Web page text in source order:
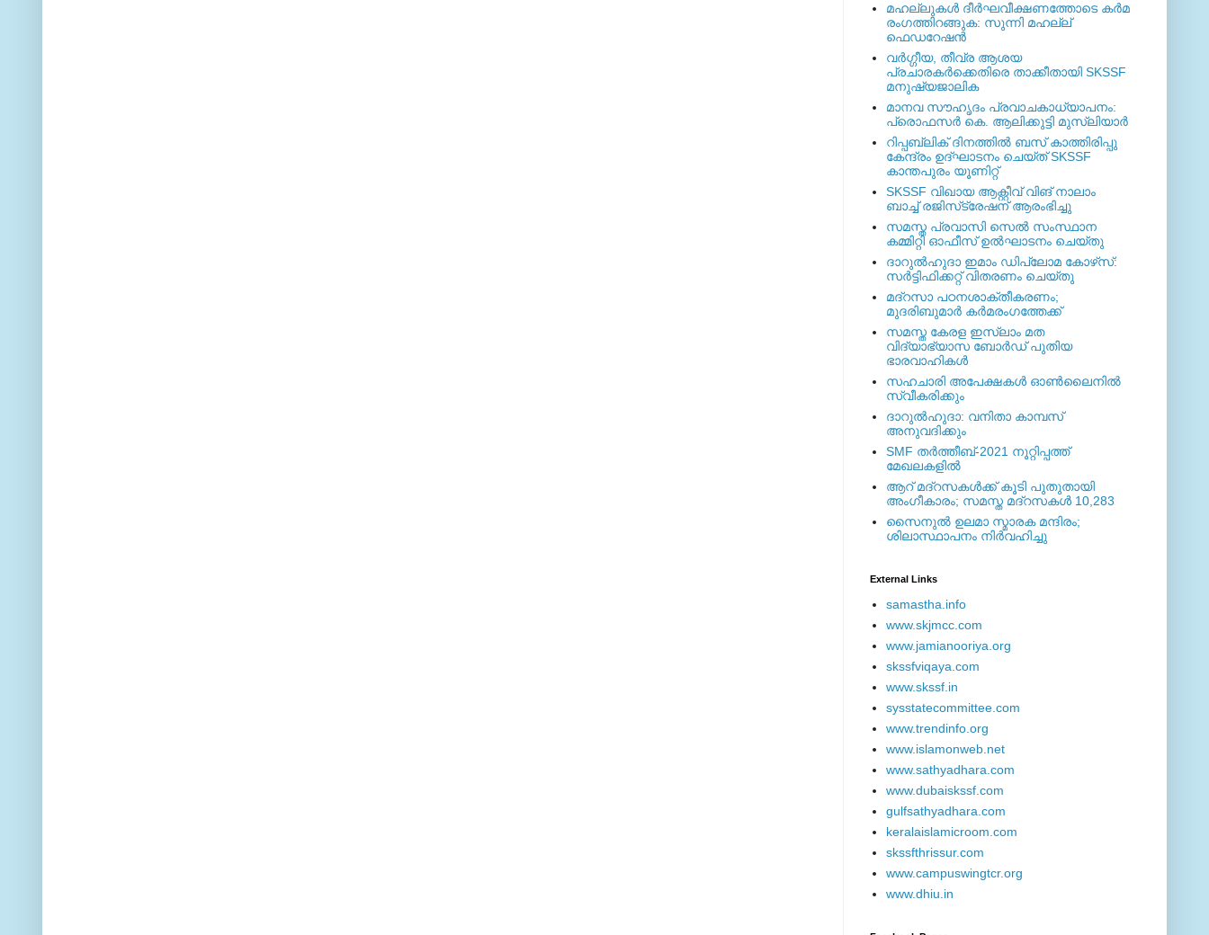
മഹല്ലുകള്‍ ദീര്‍ഘവീക്ഷണത്തോടെ കര്‍മ
രംഗത്തിറങ്ങുക: സുന്നി മഹല്ല്
ഫെഡറേഷന്‍
വര്‍ഗ്ഗീയ, തീവ്ര ആശയ
പ്രചാരകര്‍ക്കെതിരെ താക്കീതായി SKSSF
മനുഷ്യജാലിക
മാനവ സൗഹൃദം പ്രവാചകാധ്യാപനം:
പ്രൊഫസർ കെ. ആലിക്കുട്ടി മുസ്ലിയാർ
റിപ്പബ്ലിക് ദിനത്തില്‍ ബസ് കാത്തിരിപ്പു
കേന്ദ്രം ഉദ്ഘാടനം ചെയ്ത്‌ SKSSF
കാന്തപുരം യൂണിറ്റ്
SKSSF വിഖായ ആക്റ്റീവ് വിങ് നാലാം
ബാച്ച് രജിസ്‌ട്രേഷന് ആരംഭിച്ചു
സമസ്ത പ്രവാസി സെല്‍ സംസ്ഥാന
കമ്മിറ്റി ഓഫീസ് ഉല്‍ഘാടനം ചെയ്തു
ദാറുല്‍ഹുദാ ഇമാം ഡിപ്ലോമ കോഴ്‌സ്:
സര്‍ട്ടിഫിക്കറ്റ് വിതരണം ചെയ്തു
മദ്‌റസാ പഠനശാക്തീകരണം;
മുദരിബുമാര്‍ കര്‍മരംഗത്തേക്ക്
സമസ്ത കേരള ഇസ്ലാം മത
വിദ്യാഭ്യാസ ബോര്‍ഡ് പുതിയ
ഭാരവാഹികള്‍
സഹചാരി അപേക്ഷകൾ ഓൺലൈനിൽ
സ്വീകരിക്കും
ദാറുല്‍ഹുദാ: വനിതാ കാമ്പസ്
അനുവദിക്കും
SMF തര്‍ത്തീബ്-2021 നൂറ്റിപ്പത്ത്
മേഖലകളില്‍
ആറ് മദ്റസകള്‍ക്ക് കൂടി പുതുതായി
അംഗീകാരം; സമസ്ത മദ്റസകള്‍ 10,283
സൈനുല്‍ ഉലമാ സ്മാരക മന്ദിരം;
ശിലാസ്ഥാപനം നിര്‍വഹിച്ചു
External ‎Links
samastha.info
www.skjmcc.com
www.jamianooriya.org
skssfviqaya.com
www.skssf.in
sysstatecommittee.com
www.trendinfo.org
www.islamonweb.net
www.sathyadhara.com
www.dubaiskssf.com
gulfsathyadhara.com
keralaislamicroom.com
skssfthrissur.com
www.campuswingtcr.org
www.dhiu.in